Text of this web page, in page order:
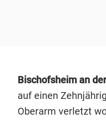
Bischofsheim an
auf einen
Oberarm verletzt